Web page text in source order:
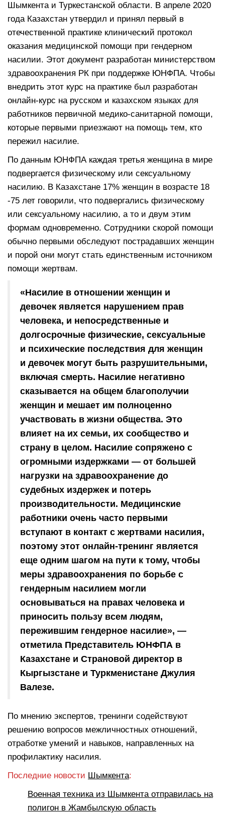
Шымкента и Туркестанской области. В апреле 2020
года Казахстан утвердил и принял первый в
отечественной практике клинический протокол
оказания медицинской помощи при гендерном
насилии. Этот документ разработан министерством
здравоохранения РК при поддержке ЮНФПА. Чтобы
внедрить этот курс на практике был разработан
онлайн-курс на русском и казахском языках для
работников первичной медико-санитарной помощи,
которые первыми приезжают на помощь тем, кто
пережил насилие.
По данным ЮНФПА каждая третья женщина в мире
подвергается физическому или сексуальному
насилию. В Казахстане 17% женщин в возрасте 18
-75 лет говорили, что подвергались физическому
или сексуальному насилию, а то и двум этим
формам одновременно. Сотрудники скорой помощи
обычно первыми обследуют пострадавших женщин
и порой они могут стать единственным источником
помощи жертвам.
«Насилие в отношении женщин и
девочек является нарушением прав
человека, и непосредственные и
долгосрочные физические, сексуальные
и психические последствия для женщин
и девочек могут быть разрушительными,
включая смерть. Насилие негативно
сказывается на общем благополучии
женщин и мешает им полноценно
участвовать в жизни общества. Это
влияет на их семьи, их сообщество и
страну в целом. Насилие сопряжено с
огромными издержками — от большей
нагрузки на здравоохранение до
судебных издержек и потерь
производительности. Медицинские
работники очень часто первыми
вступают в контакт с жертвами насилия,
поэтому этот онлайн-тренинг является
еще одним шагом на пути к тому, чтобы
меры здравоохранения по борьбе с
гендерным насилием могли
основываться на правах человека и
приносить пользу всем людям,
пережившим гендерное насилие», —
отметила Представитель ЮНФПА в
Казахстане и Страновой директор в
Кыргызстане и Туркменистане Джулия
Валезе.
По мнению экспертов, тренинги содействуют
решению вопросов межличностных отношений,
отработке умений и навыков, направленных на
профилактику насилия.
Последние новости Шымкента:
Военная техника из Шымкента отправилась на
полигон в Жамбылскую область